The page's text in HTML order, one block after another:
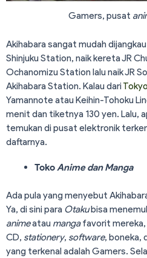
Gamers, pusat
Akihabara sangat mudah
Shinjuku Station, naik kereta JR
Ochanomizu Station lalu naik JR
Akihabara Station. Kalau dari
Yamannote atau Keihin-Tohoku
menit dan tiketnya 130 yen. Lalu,
temukan di pusat elektronik
daftarnya.
TokoAnime dan Manga
Ada pula yang menyebut
Ya, di sini para Otakubisa
animeatau mangafavorit mereka,
CD, stationery, software, boneka,
yang terkenal adalah Gamers.